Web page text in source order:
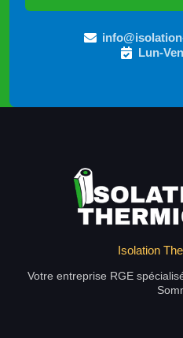
Lun-
Isolation
Votre entreprise RGE